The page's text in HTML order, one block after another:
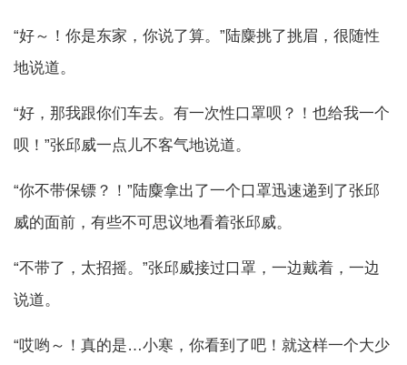
“好～！你是东家，你说了算。”陆麋挑了挑眉，很随性
地说道。
“好，那我跟你们车去。有一次性口罩呗？！也给我一个
呗！”张邱威一点儿不客气地说道。
“你不带保镖？！”陆麋拿出了一个口罩迅速递到了张邱
威的面前，有些不可思议地看着张邱威。
“不带了，太招摇。”张邱威接过口罩，一边戴着，一边
说道。
“哎哟～！真的是…小寒，你看到了吧！就这样一个大少